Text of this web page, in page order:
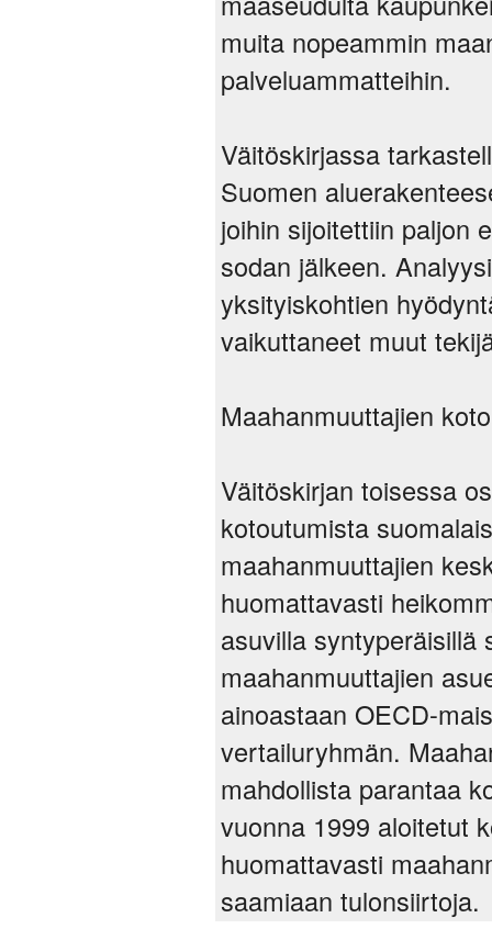
muita nopeammin
palveluammatteihin.
Väitöskirjassa
Suomen
joihin sijoitettiin paljon
sodan jälkeen.
yksityiskohtien
vaikuttaneet muut
Maahanmuuttajien
Väitöskirjan toisessa
kotoutumista
maahanmuuttajien
huomattavasti
asuvilla syntyperäisillä
maahanmuuttajien
ainoastaan OECD-
vertailuryhmän.
mahdollista parantaa
vuonna 1999 aloitetut
huomattavasti
saamiaan tulonsiirtoja.